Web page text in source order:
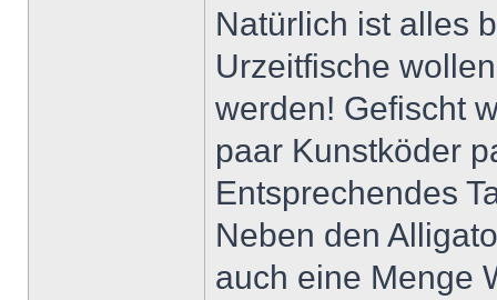
Natürlich ist alles
Urzeitfische
werden! Gefischt
paar Kunstköder
Entsprechendes
Neben den
auch eine Menge